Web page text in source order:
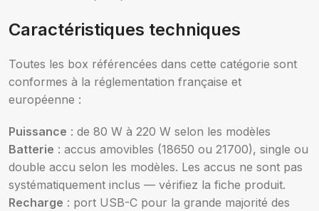
Caractéristiques techniques
Toutes les box référencées dans cette catégorie sont
conformes à la réglementation française et
européenne :
Puissance : de 80 W à 220 W selon les modèles
Batterie : accus amovibles (18650 ou 21700), single ou
double accu selon les modèles. Les accus ne sont pas
systématiquement inclus — vérifiez la fiche produit.
Recharge : port USB-C pour la grande majorité des